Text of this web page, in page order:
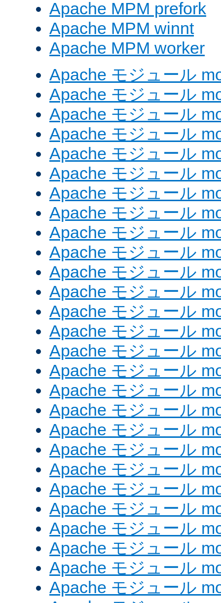
Apache MPM prefork
Apache MPM winnt
Apache MPM worker
Apache モジュール
Apache モジュール
Apache モジュール
Apache モジュール
Apache モジュール
Apache モジュール
Apache モジュール
Apache モジュール
Apache モジュール
Apache モジュール
Apache モジュール
Apache モジュール
Apache モジュール
Apache モジュール
Apache モジュール
Apache モジュール
Apache モジュール
Apache モジュール
Apache モジュール
Apache モジュール
Apache モジュール
Apache モジュール
Apache モジュール
Apache モジュール
Apache モジュール
Apache モジュール
Apache モジュール